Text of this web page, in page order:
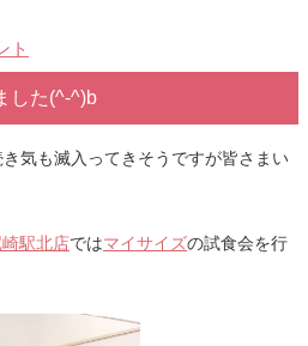
ト
した(^-^)b
気も滅入ってきそうですが皆さまい
駅北店ではマイサイズの試食会を行